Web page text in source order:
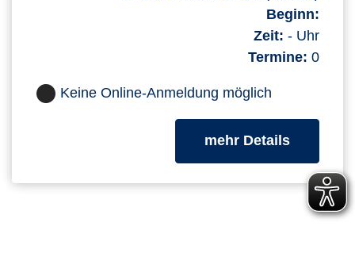
Beginn:
Zeit: - Uhr
Termine: 0
Keine Online-Anmeldung möglich
mehr Detailszum